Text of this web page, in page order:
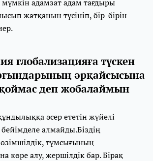
мүмкін адамзат адам тағдыры
жатқанын түсініп, бір-бірін
глобализацияға түскен
әрқайсысына
деп жобалаймын
әсер ететін жүйелі
бейімделе алмайды.Біздің
тұмсығының
көре алу, жершілдік бар. Бірақ